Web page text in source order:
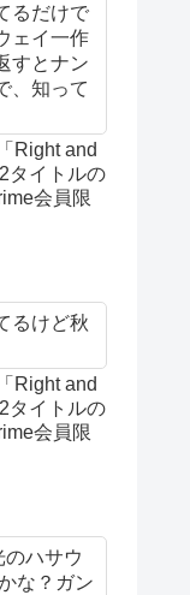
るだけで
ェイ一作
すとナン
、知って
Right and
タイトルの
会員限
るけど秋
Right and
タイトルの
会員限
ハサウ
な？ガン